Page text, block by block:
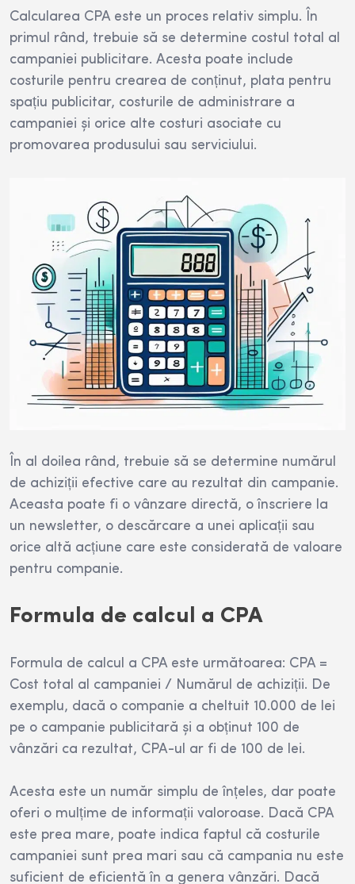
Calcularea CPA este un proces relativ simplu. În
primul rând, trebuie să se determine costul total al
campaniei publicitare. Acesta poate include
costurile pentru crearea de conținut, plata pentru
spațiu publicitar, costurile de administrare a
campaniei și orice alte costuri asociate cu
promovarea produsului sau serviciului.
În al doilea rând, trebuie să se determine numărul
de achiziții efective care au rezultat din campanie.
Aceasta poate fi o vânzare directă, o înscriere la
un newsletter, o descărcare a unei aplicații sau
orice altă acțiune care este considerată de valoare
pentru companie.
Formula de calcul a CPA
Formula de calcul a CPA este următoarea: CPA =
Cost total al campaniei / Numărul de achiziții. De
exemplu, dacă o companie a cheltuit 10.000 de lei
pe o campanie publicitară și a obținut 100 de
vânzări ca rezultat, CPA-ul ar fi de 100 de lei.
Acesta este un număr simplu de înțeles, dar poate
oferi o mulțime de informații valoroase. Dacă CPA
este prea mare, poate indica faptul că costurile
campaniei sunt prea mari sau că campania nu este
suficient de eficientă în a genera vânzări. Dacă